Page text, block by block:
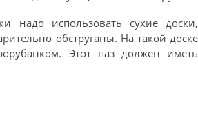
надо использовать сухие доски,
обструганы. На такой доске
Этот паз должен иметь